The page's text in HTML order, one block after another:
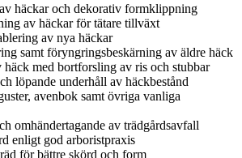
häckar och dekorativ formklippning
av häckar för tätare tillväxt
av nya häckar
samt föryngringsbeskärning av äldre häck
häck med bortforsling av ris och stubbar
löpande underhåll av häckbestånd
avenbok samt övriga vanliga
omhändertagande av trädgårdsavfall
enligt god arboristpraxis
för bättre skörd och form